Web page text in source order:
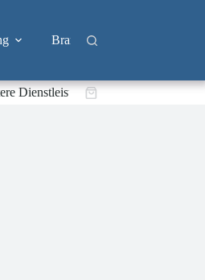
Branchen
DienstleistungenWarenkorb